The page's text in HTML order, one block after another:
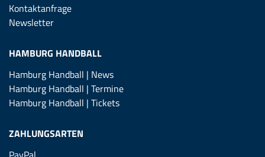
Kontaktanfrage
Newsletter
HAMBURG HANDBALL
Hamburg Handball | News
Hamburg Handball | Termine
Hamburg Handball | Tickets
ZAHLUNGSARTEN